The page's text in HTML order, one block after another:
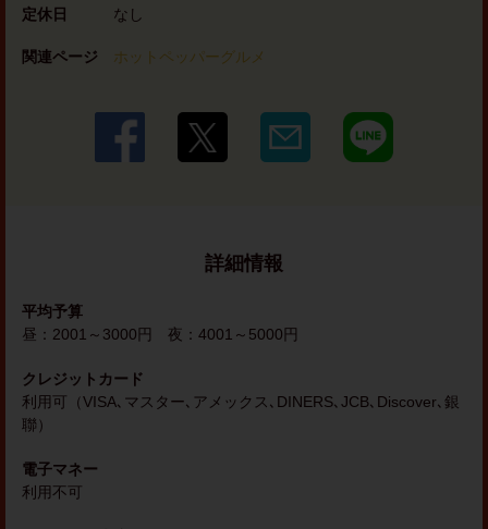
定休日 なし
関連ページ ホットペッパーグルメ
詳細情報
平均予算
昼：2001～3000円 夜：4001～5000円
クレジットカード
利用可（VISA､マスター､アメックス､DINERS､JCB､Discover､銀
聯）
電子マネー
利用不可